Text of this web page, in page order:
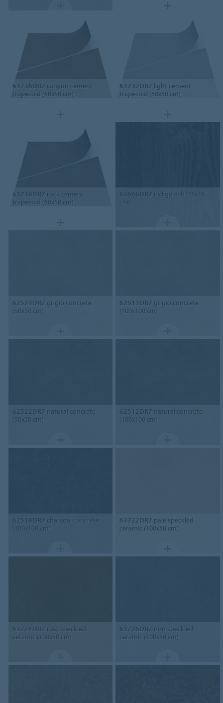
63736DR7 canyon cement
trapezoid (50x50 cm)
63732DR7 light cement
trapezoid (50x50 cm)
63738DR7 rock cement
trapezoid (50x50 cm)
63666DR7 indigo ash (75x15
cm)
62523DR7 grigio concrete
(50x50 cm)
62513DR7 grigio concrete
(100x100 cm)
62522DR7 natural concrete
(50x50 cm)
62512DR7 natural concrete
(100x100 cm)
62518DR7 charcoal concrete
(100x100 cm)
63722DR7 pale speckled
ceramic (100x50 cm)
63724DR7 rust speckled
ceramic (100x50 cm)
63726DR7 iron speckled
ceramic (100x50 cm)